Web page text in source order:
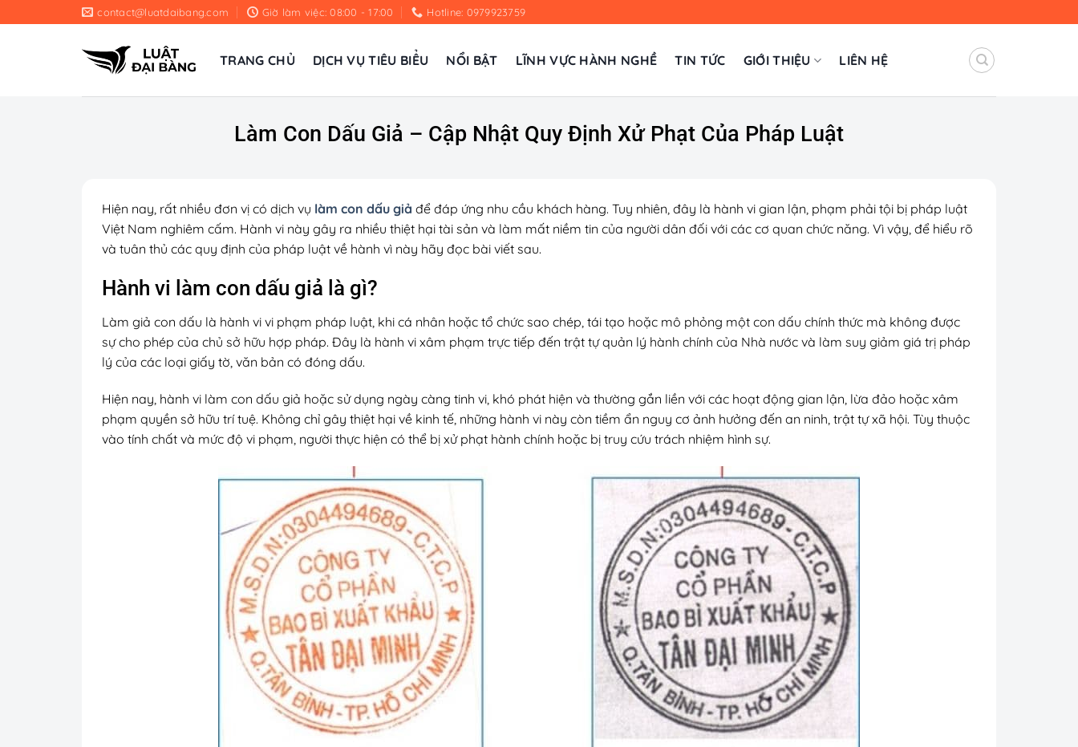
đến
contact@luatdaibang.com Giờ làm việc: 08:00 - 17:00 Hotline: 0979923759
TRANG CHỦ DỊCH VỤ TIÊU BIỂU NỔI BẬT LĨNH VỰC HÀNH NGHỀ TIN TỨC GIỚI THIỆU LIÊN HỆ
Làm Con Dấu Giả – Cập Nhật Quy Định Xử Phạt Của Pháp Luật
Hiện nay, rất nhiều đơn vị có dịch vụ làm con dấu giả để đáp ứng nhu cầu khách hàng. Tuy nhiên, đây là hành vi gian lận, phạm phải tội bị pháp luật
Việt Nam nghiêm cấm. Hành vi này gây ra nhiều thiệt hại tài sản và làm mất niềm tin của người dân đối với các cơ quan chức năng. Vì vậy, để hiểu rõ
và tuân thủ các quy định của pháp luật về hành vì này hãy đọc bài viết sau.
Hành vi làm con dấu giả là gì?
Làm giả con dấu là hành vi vi phạm pháp luật, khi cá nhân hoặc tổ chức sao chép, tái tạo hoặc mô phỏng một con dấu chính thức mà không được
sự cho phép của chủ sở hữu hợp pháp. Đây là hành vi xâm phạm trực tiếp đến trật tự quản lý hành chính của Nhà nước và làm suy giảm giá trị pháp
lý của các loại giấy tờ, văn bản có đóng dấu.
Hiện nay, hành vi làm con dấu giả hoặc sử dụng ngày càng tinh vi, khó phát hiện và thường gắn liền với các hoạt động gian lận, lừa đảo hoặc xâm
phạm quyền sở hữu trí tuệ. Không chỉ gây thiệt hại về kinh tế, những hành vi này còn tiềm ẩn nguy cơ ảnh hưởng đến an ninh, trật tự xã hội. Tùy thuộc
vào tính chất và mức độ vi phạm, người thực hiện có thể bị xử phạt hành chính hoặc bị truy cứu trách nhiệm hình sự.